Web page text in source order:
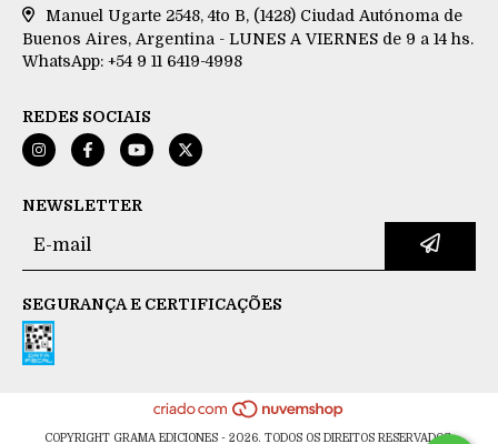
Manuel Ugarte 2548, 4to B, (1428) Ciudad Autónoma de
Buenos Aires, Argentina - LUNES A VIERNES de 9 a 14 hs.
WhatsApp: +54 9 11 6419-4998
REDES SOCIAIS
NEWSLETTER
SEGURANÇA E CERTIFICAÇÕES
COPYRIGHT GRAMA EDICIONES - 2026. TODOS OS DIREITOS RESERVADOS.